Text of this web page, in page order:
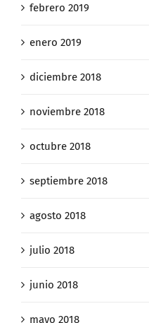
febrero 2019
enero 2019
diciembre 2018
noviembre 2018
octubre 2018
septiembre 2018
agosto 2018
julio 2018
junio 2018
mayo 2018